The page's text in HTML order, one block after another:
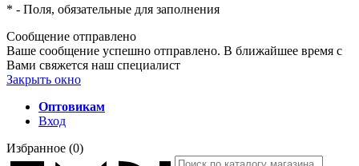
* - Поля, обязательные для заполнения
Сообщение отправлено
Ваше сообщение успешно отправлено. В ближайшее время с
Вами свяжется наш специалист
Закрыть окно
Оптовикам
Вход
Избранное (0)